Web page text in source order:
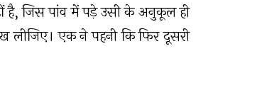
है, जिस पांव में पड़े उसी के अनुकूल ही
लीजिए। एक ने पहनी कि फिर दूसरी